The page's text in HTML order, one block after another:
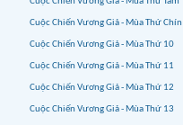
Cuộc Chiến Vương Giả - Mùa Thứ Chín
Cuộc Chiến Vương Giả - Mùa Thứ 10
Cuộc Chiến Vương Giả - Mùa Thứ 11
Cuộc Chiến Vương Giả - Mùa Thứ 12
Cuộc Chiến Vương Giả - Mùa Thứ 13